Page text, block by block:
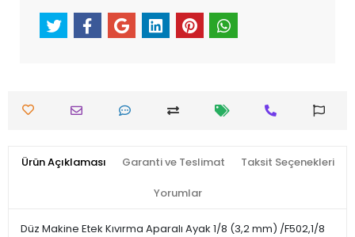
Ürün Açıklaması Garanti ve Teslimat Taksit Seçenekleri
Yorumlar
Düz Makine Etek Kıvırma Aparalı Ayak 1/8 (3,2 mm) /F502,1/8